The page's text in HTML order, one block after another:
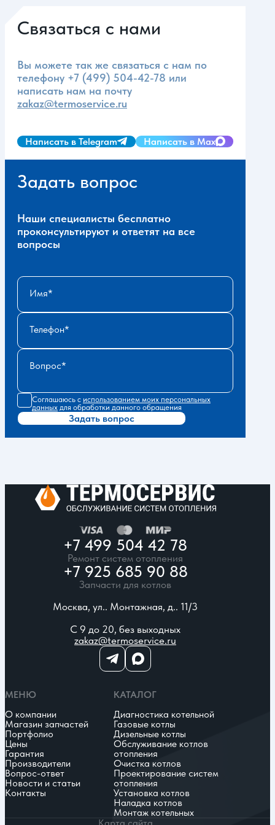
Связаться с нами
Вы можете так же связаться с нам по
телефону +7 (499) 504-42-78 или
написать нам на почту
zakaz@termoservice.ru
Написать в Telegram Написать в Max
Задать вопрос
Наши специалисты бесплатно
проконсультируют и ответят на все
вопросы
Имя
Телефон
Вопрос
Соглашаюсь с использованием моих персональных
данных для обработки данного обращения
Задать вопрос
+7 499 504 42 78
Ремонт систем отопления
+7 925 685 90 88
Запчасти для котлов
Москва, ул.. Монтажная, д.. 11/3
С 9 до 20, без выходных
zakaz@termoservice.ru
МЕНЮ
О компании
Магазин запчастей
Портфолио
Цены
Гарантия
Производители
Вопрос-ответ
Новости и статьи
Контакты
КАТАЛОГ
Диагностика котельной
Газовые котлы
Дизельные котлы
Обслуживание котлов
отопления
Очистка котлов
Проектирование систем
отопления
Установка котлов
Наладка котлов
Монтаж котельных